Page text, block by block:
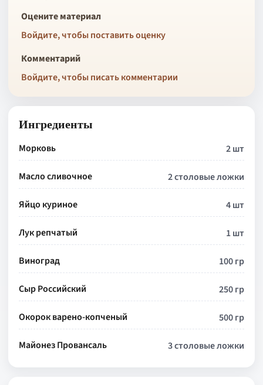
Оцените материал
Войдите, чтобы поставить оценку
Комментарий
Войдите, чтобы писать комментарии
Ингредиенты
Морковь 2 шт
Масло сливочное 2 столовые ложки
Яйцо куриное 4 шт
Лук репчатый 1 шт
Виноград 100 гр
Сыр Российский 250 гр
Окорок варено-копченый 500 гр
Майонез Провансаль 3 столовые ложки